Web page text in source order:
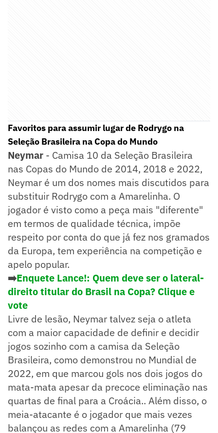
Favoritos para assumir lugar de Rodrygo na
Seleção Brasileira na Copa do Mundo
Neymar - Camisa 10 da Seleção Brasileira
nas Copas do Mundo de 2014, 2018 e 2022,
Neymar é um dos nomes mais discutidos para
substituir Rodrygo com a Amarelinha. O
jogador é visto como a peça mais "diferente"
em termos de qualidade técnica, impõe
respeito por conta do que já fez nos gramados
da Europa, tem experiência na competição e
apelo popular.
➡️Enquete Lance!: Quem deve ser o lateral-
direito titular do Brasil na Copa? Clique e
vote
Livre de lesão, Neymar talvez seja o atleta
com a maior capacidade de definir e decidir
jogos sozinho com a camisa da Seleção
Brasileira, como demonstrou no Mundial de
2022, em que marcou gols nos dois jogos do
mata-mata apesar da precoce eliminação nas
quartas de final para a Croácia.. Além disso, o
meia-atacante é o jogador que mais vezes
balançou as redes com a Amarelinha (79